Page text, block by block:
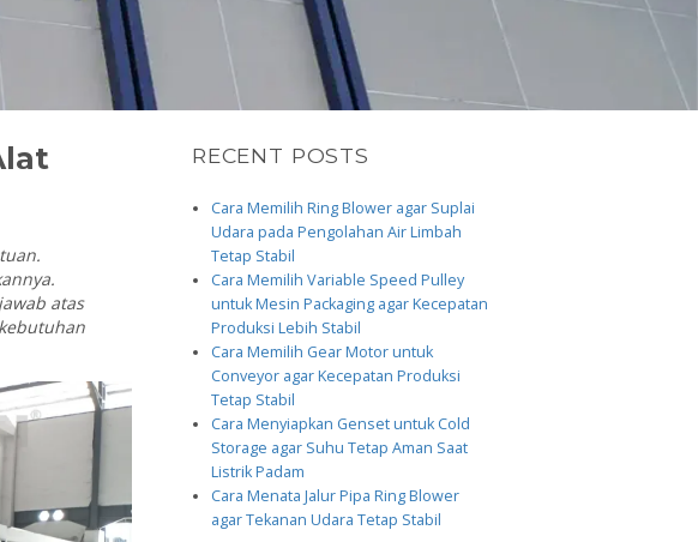
atas
RECENT POSTS
Cara Memilih Ring Blower agar Suplai
Udara pada Pengolahan Air Limbah
Tetap Stabil
Cara Memilih Variable Speed Pulley
untuk Mesin Packaging agar Kecepatan
Produksi Lebih Stabil
Cara Memilih Gear Motor untuk
Conveyor agar Kecepatan Produksi
Tetap Stabil
Cara Menyiapkan Genset untuk Cold
Storage agar Suhu Tetap Aman Saat
Listrik Padam
Cara Menata Jalur Pipa Ring Blower
agar Tekanan Udara Tetap Stabil